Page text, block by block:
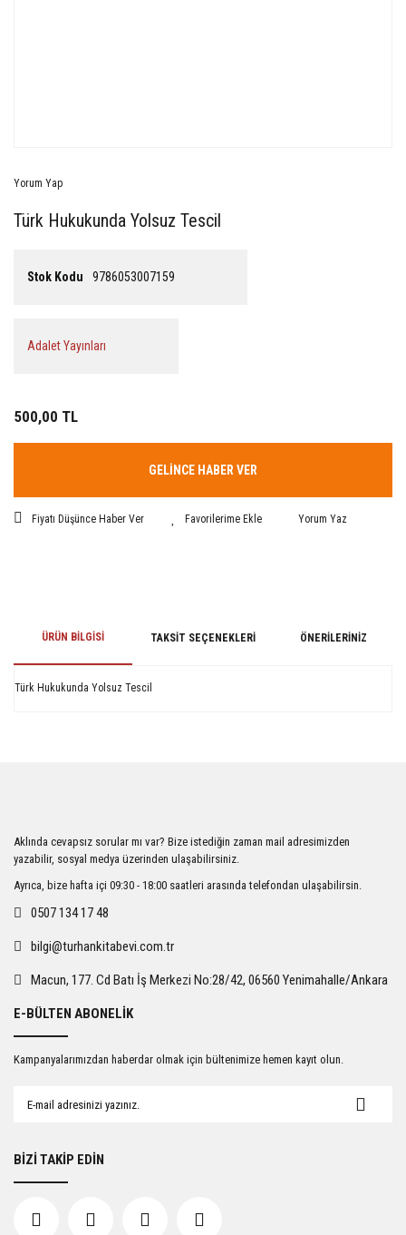
Yorum Yap
Türk Hukukunda Yolsuz Tescil
Stok Kodu 9786053007159
Adalet Yayınları
500,00 TL
GELİNCE HABER VER
Fiyatı Düşünce Haber Ver Yorum Yaz
ÜRÜN BILGISI TAKSIT SEÇENEKLERI ÖNERILERINIZ
Türk Hukukunda Yolsuz Tescil
Ürün açıklamasında eksik bilgiler bulunuyor.
Ürün bilgilerinde hatalar bulunuyor.
Ürün fiyatı diğer sitelerden daha pahalı.
Gönder
Aklında cevapsız sorular mı var? Bize istediğin zaman mail adresimizden
yazabilir, sosyal medya üzerinden ulaşabilirsiniz.
Ayrıca, bize hafta içi 09:30 - 18:00 saatleri arasında telefondan ulaşabilirsin.
0507 134 17 48
bilgi@turhankitabevi.com.tr
Macun, 177. Cd Batı İş Merkezi No:28/42, 06560 Yenimahalle/Ankara
E-BÜLTEN ABONELİK
Kampanyalarımızdan haberdar olmak için bültenimize hemen kayıt olun.
BİZİ TAKİP EDİN